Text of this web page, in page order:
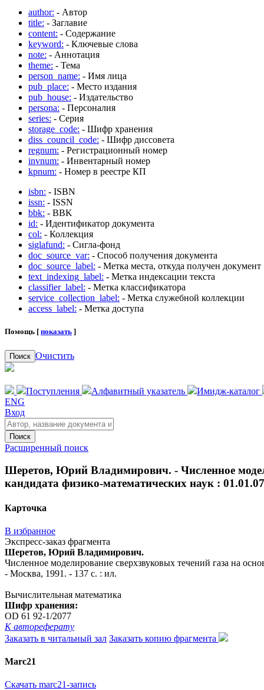
author: - Автор
title: - Заглавие
content: - Содержание
keyword: - Ключевые слова
note: - Аннотация
theme: - Тема
person_name: - Имя лица
pub_place: - Место издания
pub_house: - Издательство
persona: - Персоналия
series: - Серия
storage_code: - Шифр хранения
diss_council_code: - Шифр диссовета
regnum: - Регистрационный номер
invnum: - Инвентарный номер
kpnum: - Номер в реестре КП
isbn: - ISBN
issn: - ISSN
bbk: - BBK
id: - Идентификатор документа
col: - Коллекция
siglafund: - Сигла-фонд
doc_source_var: - Способ получения документа
doc_source_label: - Метка места, откуда получен документ
text_indexing_label: - Метка индексации текста
classifier_label: - Метка классификатора
service_collection_label: - Метка служебной коллекции
access_label: - Метка доступа
Помощь [ показать ]
Поиск Очистить
Поступления Алфавитный указатель
Имидж-каталог
ENG
Вход
Поиск
Расширенный поиск
Шеретов, Юрий Владимирович. - Численное
кандидата физико-математических наук :
Карточка
В избранное
Экспресс-заказ фрагмента
Шеретов, Юрий Владимирович.
Численное моделирование сверхзвуковых течений газа на
- Москва, 1991. - 137 с. : ил.
Вычислительная математика
Шифр хранения:
OD 61 92-1/2077
К автореферату
Заказать в читальный зал Заказать копию фрагмента
Marc21
Скачать marc21-запись